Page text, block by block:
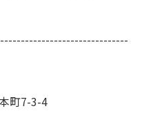
町7-3-4